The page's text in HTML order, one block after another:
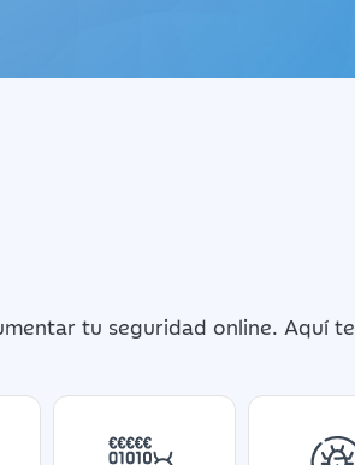
tu seguridad online. Aquí te